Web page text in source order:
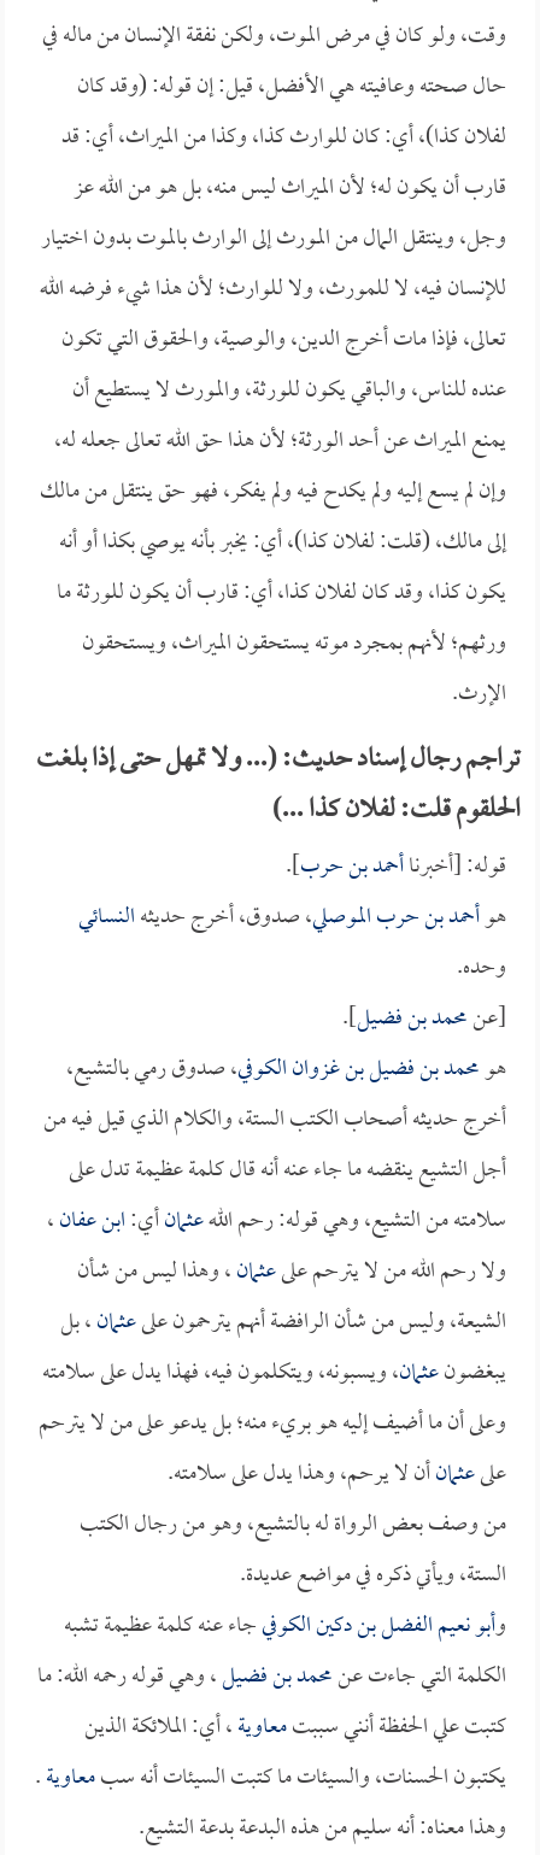
وقت، ولو كان في مرض الموت، ولكن نفقة الإنسان من ماله في
حال صحته وعافيته هي الأفضل، قيل: إن قوله: (وقد كان
لفلان كذا)، أي: كان للوارث كذا، وكذا من الميراث، أي: قد
قارب أن يكون له؛ لأن الميراث ليس منه، بل هو من الله عز
وجل، وينتقل المال من المورث إلى الوارث بالموت بدون اختيار
للإنسان فيه، لا للمورث، ولا للوارث؛ لأن هذا شيء فرضه الله
تعالى، فإذا مات أخرج الدين، والوصية، والحقوق التي تكون
عنده للناس، والباقي يكون للورثة، والمورث لا يستطيع أن
يمنع الميراث عن أحد الورثة؛ لأن هذا حق الله تعالى جعله له،
وإن لم يسع إليه ولم يكدح فيه ولم يفكر، فهو حق ينتقل من مالك
إلى مالك، (قلت: لفلان كذا)، أي: يخبر بأنه يوصي بكذا أو أنه
يكون كذا، وقد كان لفلان كذا، أي: قارب أن يكون للورثة ما
ورثهم؛ لأنهم بمجرد موته يستحقون الميراث، ويستحقون
الإرث.
تراجم رجال إسناد حديث: (... ولا تمهل حتى إذا بلغت
الحلقوم قلت: لفلان كذا ...)
قوله: [أخبرناأحمد بن حرب].
هوأحمد بن حرب الموصلي، صدوق، أخرج حديثهالنسائي
وحده.
[عنمحمد بن فضيل].
هومحمد بن فضيل بن غزوان الكوفي، صدوق رمي بالتشيع،
أخرج حديثه أصحاب الكتب الستة، والكلام الذي قيل فيه من
أجل التشيع ينقضه ما جاء عنه أنه قال كلمة عظيمة تدل على
سلامته من التشيع، وهي قوله: رحم اللهعثمانأي:ابن عفان،
ولا رحم الله من لا يترحم علىعثمان، وهذا ليس من شأن
الشيعة، وليس من شأن الرافضة أنهم يترحمون علىعثمان، بل
يبغضونعثمان، ويسبونه، ويتكلمون فيه، فهذا يدل على سلامته
وعلى أن ما أضيف إليه هو بريء منه؛ بل يدعو على من لا يترحم
علىعثمانأن لا يرحم، وهذا يدل على سلامته.
من وصف بعض الرواة له بالتشيع، وهو من رجال الكتب
الستة، ويأتي ذكره في مواضع عديدة.
وأبو نعيم الفضل بن دكين الكوفيجاء عنه كلمة عظيمة تشبه
الكلمة التي جاءت عنمحمد بن فضيل، وهي قوله رحمه الله: ما
كتبت علي الحفظة أنني سببتمعاوية، أي: الملائكة الذين
يكتبون الحسنات، والسيئات ما كتبت السيئات أنه سبمعاوية.
وهذا معناه: أنه سليم من هذه البدعة بدعة التشيع.